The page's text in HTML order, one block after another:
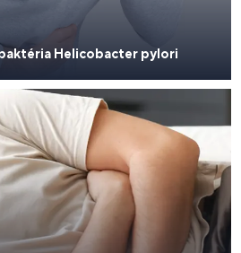
Helicobacter pylori